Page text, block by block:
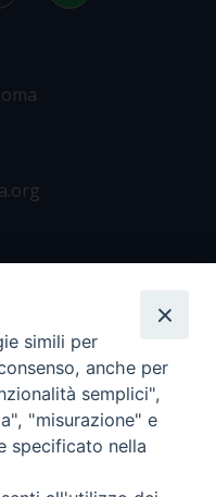
simili per
anche per
semplici",
"misurazione" e
specificato nella